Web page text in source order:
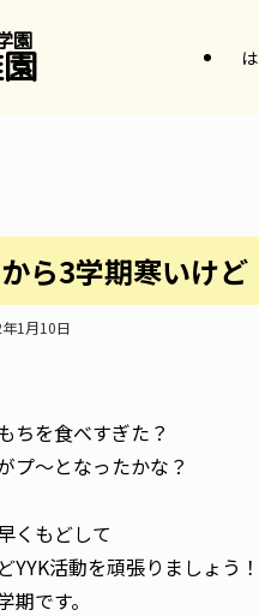
園
ら3学期寒いけ
1月10日
ちを食べすぎた？
プ〜となったかな？
くもどして
YYK活動を頑張りましょう！
です。